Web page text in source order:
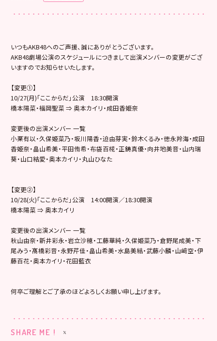
いつもAKB48へのご声援、誠にありがとうございます。
AKB48劇場公演のスケジュールにつきまして出演メンバーの変更がござ
いますのでお知らせいたします。
【変更①】
10/27(月)「ここからだ」公演 18:30開演
橋本陽菜・福岡聖菜 ⇒ 奥本カイリ・成田香姫奈
変更後の出演メンバー 一覧
小栗有以・久保姫菜乃・坂川陽香・迫由芽実・鈴木くるみ・徳永羚海・成田
香姫奈・畠山希美・平田侑希・布袋百椛・正鋳真優・向井地美音・山内瑞
葵・山口結愛・奥本カイリ・丸山ひなた
【変更②】
10/28(火)「ここからだ」公演 14:00開演／18:30開演
橋本陽菜 ⇒ 奥本カイリ
変更後の出演メンバー 一覧
秋山由奈・新井彩永・岩立沙穂・工藤華純・久保姫菜乃・倉野尾成美・下
尾みう・髙橋彩音・永野芹佳・畠山希美・水島美結・武藤小麟・山﨑空・伊
藤百花・奥本カイリ・花田藍衣
何卒ご理解とご了承のほどよろしくお願い申し上げます。
SHARE ME !